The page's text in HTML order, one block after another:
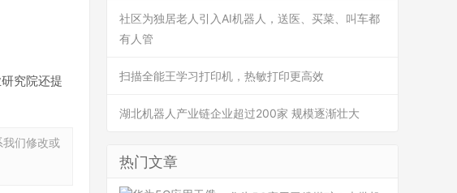
究院还提
们修改或
社区为独居老人引入AI机器人，送医、买菜、叫车都
有人管
扫描全能王学习打印机，热敏打印更高效
湖北机器人产业链企业超过200家 规模逐渐壮大
热门文章